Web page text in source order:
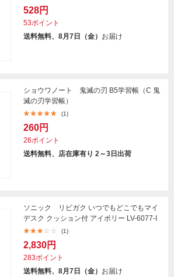
528円
53ポイント
送料無料、8月7日（金） お届け
ショウワノート 鬼滅の刃 B5学習帳（C 鬼
滅の刃学習帳）
(1)
260円
26ポイント
送料無料、店在庫有り 2～3日出荷
ソニック リビガク いつでもどこでもマイ
デスク クッション付 アイボリー LV-6077-I
(1)
2,830円
283ポイント
送料無料、8月7日（金） お届け